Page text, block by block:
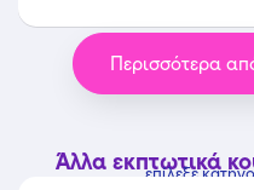
Περισσότερα
Άλλα εκπτωτικά
επίλεξε